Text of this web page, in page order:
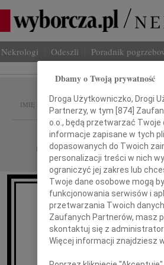
Nekrologi Odeszli Poradnik
IMIĘ I NAZWISKO: Maria
REGION: Warszawa
DATA EMISJI: 30.12.2022
Dbamy o Twoją prywatność
Droga Użytkowniczko, Drogi
Partnerzy, w tym [874]
o.o., będą przetwarzać Twoje
informacje zapisane w tych
dopasowanych do Twoich
personalizacji treści w nich
ograniczyć jej zakres lub
Twoje dane osobowe mogą
funkcjonowania serwisów i
przetwarzania Twoich danych
Zaufanych Partnerów, masz
skontaktuj się z
Więcej informacji znajdziesz